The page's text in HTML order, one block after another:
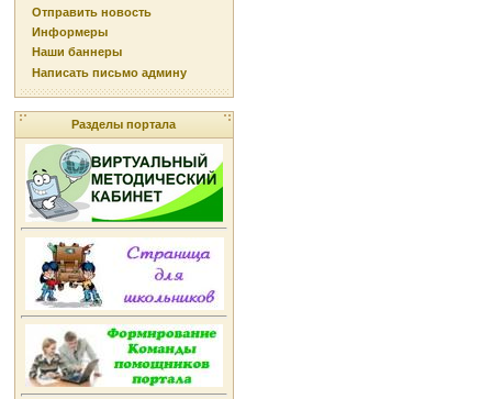
Отправить новость
Информеры
Наши баннеры
Написать письмо админу
Разделы портала